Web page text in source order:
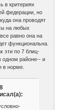
в критериях
федерации, но
она проводят
на любых
равно она на
функциональна.
эти по 7 блиц-
одном районе-- и
в норме.